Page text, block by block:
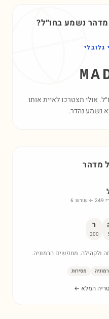
מדהר נשמע בחו״ל?
גלובלי
אולי תצטרכו לאיית אותו
נשמע נהדר.
מדהר
249 ← שורש: 6
ר
200
ולקהילה. מחפשים הרמוניה.
מסירות
המלא ←